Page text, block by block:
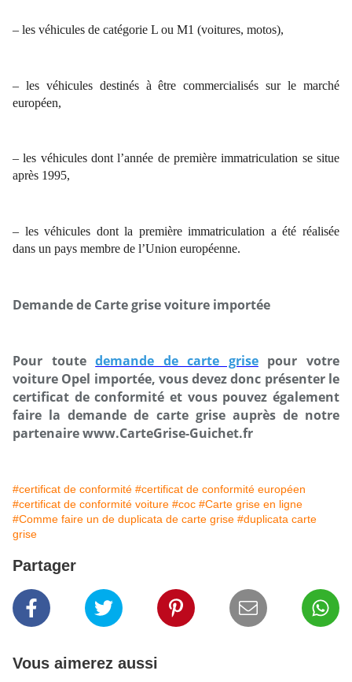
– les véhicules de catégorie L ou M1 (voitures, motos),
– les véhicules destinés à être commercialisés sur le marché
européen,
– les véhicules dont l’année de première immatriculation se situe
après 1995,
– les véhicules dont la première immatriculation a été réalisée
dans un pays membre de l’Union européenne.
Demande de Carte grise voiture importée
Pour toutedemande de carte grisepour votre
voiture Opel importée, vous devez donc présenter le
certificat de conformité et vous pouvez également
faire la demande de carte grise auprès de notre
partenaire www.CarteGrise-Guichet.fr
#certificat de conformité #certificat de conformité européen
#certificat de conformité voiture #coc #Carte grise en ligne
#Comme faire un de duplicata de carte grise #duplicata carte
grise
Partager
Vous aimerez aussi